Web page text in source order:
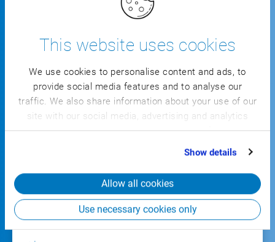
This website uses cookies
We use cookies to personalise content and ads, to
provide social media features and to analyse our
traffic. We also share information about your use of our
site with our social media, advertising and analytics
partners who may combine it with other information
that you’ve provided to them or that they’ve collected
Show details
Allow all cookies
Use necessary cookies only
Браншовото решение за производствено
ниво
За непрекъснати End-to-End процеси от
производственото ниво през финансите
до централното отчитане